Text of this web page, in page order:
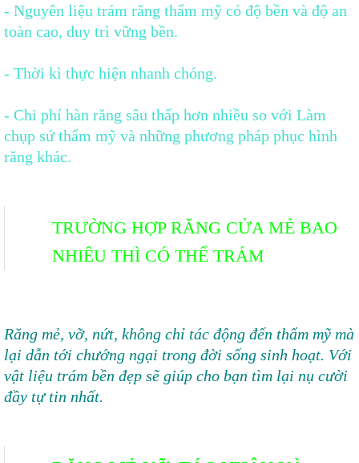
- Nguyên liệu trám răng thẩm mỹ có độ bền và độ an
toàn cao, duy trì vững bền.
- Thời kì thực hiện nhanh chóng.
- Chi phí hàn răng sâu thấp hơn nhiều so với Làm
chụp sứ thẩm mỹ và những phương pháp phục hình
răng khác.
TRƯỜNG HỢP RĂNG CỬA MẺ BAO
NHIÊU THÌ CÓ THỂ TRÁM
Răng mẻ, vỡ, nứt, không chỉ tác động đến thẩm mỹ mà
lại dẫn tới chướng ngại trong đời sống sinh hoạt. Với
vật liệu trám bền đẹp sẽ giúp cho bạn tìm lại nụ cười
đầy tự tin nhất.